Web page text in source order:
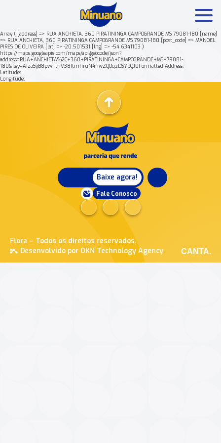
Array ( [address] => RUA ANCHIETA, 360 PIRATININGA CAMPOGRANDE MS 79081-180 [name]
=> RUA ANCHIETA, 360 PIRATININGA CAMPOGRANDE MS 79081-180 [post_code] => MANOEL
PIRES DE OLIVEIRA [lat] => -20.501531 [lng] => -54.6341103 )
https://maps.googleapis.com/maps/api/geocode/json?
address=RUA+ANCHIETA%2C+360+PIRATININGA+CAMPOGRANDE+MS+79081-
180&key=AIzaSyB8pvvFtnV38ItmhruN4nwZQOqzDSYbQJ0Formatted Address:
Latitude:
Longitude:
Baixe agora!
Fale Conosco
Flora – Todos os direitos reservados.
Desenvolvido por OKN Technology Agency
CANTA.
Mais buscados: Produtos Minuano Rende +
Nossa história